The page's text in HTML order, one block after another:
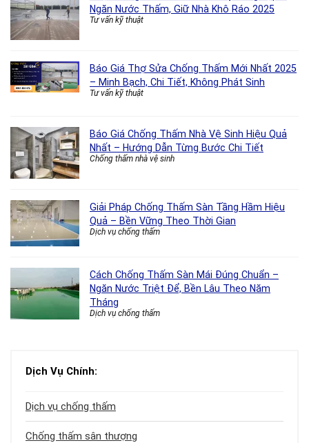
Ngăn Nước Thấm, Giữ Nhà Khô Ráo 2025
Tư vấn kỹ thuật
Báo Giá Thợ Sửa Chống Thấm Mới Nhất 2025
– Minh Bạch, Chi Tiết, Không Phát Sinh
Tư vấn kỹ thuật
Báo Giá Chống Thấm Nhà Vệ Sinh Hiệu Quả
Nhất – Hướng Dẫn Từng Bước Chi Tiết
Chống thấm nhà vệ sinh
Giải Pháp Chống Thấm Sàn Tầng Hầm Hiệu
Quả – Bền Vững Theo Thời Gian
Dịch vụ chống thấm
Cách Chống Thấm Sàn Mái Đúng Chuẩn –
Ngăn Nước Triệt Để, Bền Lâu Theo Năm
Tháng
Dịch vụ chống thấm
Dịch Vụ Chính:
Dịch vụ chống thấm
Chống thấm sân thượng